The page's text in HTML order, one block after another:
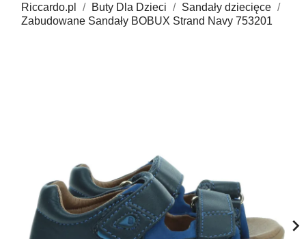
Riccardo.pl Buty Dla Dzieci
Sandały dziecięce
Zabudowane Sandały BOBUX Strand Navy 753201
